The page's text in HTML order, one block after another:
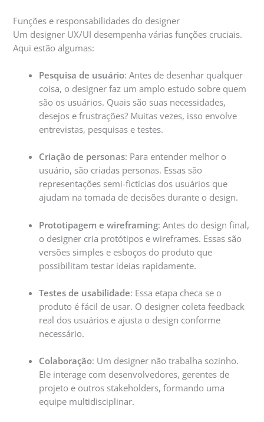
Funções e responsabilidades do designer
Um designer UX/UI desempenha várias funções cruciais.
Aqui estão algumas:
Pesquisa de usuário: Antes de desenhar qualquer
coisa, o designer faz um amplo estudo sobre quem
são os usuários. Quais são suas necessidades,
desejos e frustrações? Muitas vezes, isso envolve
entrevistas, pesquisas e testes.
Criação de personas: Para entender melhor o
usuário, são criadas personas. Essas são
representações semi-fictícias dos usuários que
ajudam na tomada de decisões durante o design.
Prototipagem e wireframing: Antes do design final,
o designer cria protótipos e wireframes. Essas são
versões simples e esboços do produto que
possibilitam testar ideias rapidamente.
Testes de usabilidade: Essa etapa checa se o
produto é fácil de usar. O designer coleta feedback
real dos usuários e ajusta o design conforme
necessário.
Colaboração: Um designer não trabalha sozinho.
Ele interage com desenvolvedores, gerentes de
projeto e outros stakeholders, formando uma
equipe multidisciplinar.